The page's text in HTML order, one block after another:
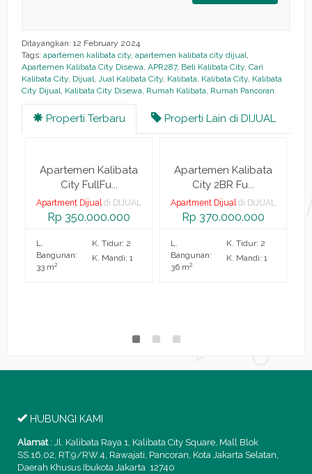
Ditayangkan: 12 February 2024
Tags: apartemen kalibata city, apartemen kalibata city dijual,
Apartemen Kalibata City Disewa, APR287, Beli Kalibata City, Cari
Kalibata City, Dijual, Jual Kalibata City, Kalibata, Kalibata City, Kalibata
City Dijual, Kalibata City Disewa, Rumah Kalibata, Rumah Pancoran
Properti Terbaru Properti Lain di DIJUAL
Apartemen Kalibata
City FullFu...
Apartment Dijual di DIJUAL
Rp 350.000.000
L.
Bangunan:
33 m2
K. Tidur: 2
K. Mandi: 1
Apartemen Kalibata
City 2BR Fu...
Apartment Dijual di DIJUAL
Rp 370.000.000
L.
Bangunan:
36 m2
K. Tidur: 2
K. Mandi: 1
HUBUNGI KAMI
Alamat: Jl. Kalibata Raya 1, Kalibata City Square, Mall Blok
SS.16.02, RT.9/RW.4, Rawajati, Pancoran, Kota Jakarta Selatan,
Daerah Khusus Ibukota Jakarta 12740